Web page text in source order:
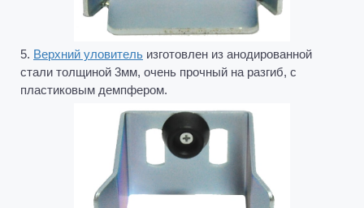
5. Верхний уловитель изготовлен из анодированной
стали толщиной 3мм, очень прочный на разгиб, с
пластиковым демпфером.